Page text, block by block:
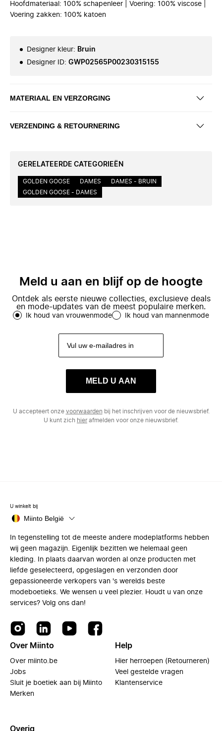
Hoofdmateriaal: 100% schapenleer | Voering: 100% viscose |
Voering zakken: 100% katoen
Designer kleur: Bruin
Designer ID: GWP02565P00230315155
MATERIAAL EN VERZORGING
VERZENDING & RETOURNERING
GERELATEERDE CATEGORIEËN
GOLDEN GOOSE DAMES
DAMES - BRUIN
GOLDEN GOOSE - DAMES
Meld u aan en blijf op de hoogte
Ontdek als eerste nieuwe collecties, exclusieve deals
en mode-updates van de meest populaire merken.
Ik houd van vrouwenmode Ik houd van mannenmode
MELD U AAN
U accepteert onze voorwaarden bij het inschrijven voor de nieuwsbrief.
U kunt zich hierafmelden voor onze nieuwsbrief.
U winkelt bij
Miinto België
In tegenstelling tot de meeste andere modeplatforms hebben
wij geen magazijn. Eigenlijk bezitten we helemaal geen
kleding. In plaats daarvan worden al onze producten met
liefde geselecteerd, opgeslagen en verzonden door
gepassioneerde verkopers van 's werelds beste
modeboetieks. We wensen u veel plezier. Houdt u van onze
services? Volg ons dan!
Over Miinto
Over miinto.be
Jobs
Sluit je boetiek aan bij Miinto
Merken
Help
Hier herroepen (Retourneren)
Veel gestelde vragen
Klantenservice
Overig